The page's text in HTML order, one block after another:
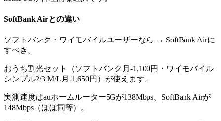
SoftBank Airとの違い
ソフトバンク・ワイモバイルユーザーなら → SoftBank Airに
すべき。
おうち割光セット（ソフトバンク月-1,100円・ワイモバイル
シンプル2/3 M/L月-1,650円）が使えます。
実測速度はauホームルーター5Gが138Mbps、SoftBank Airが
148Mbps（ほぼ同等）。